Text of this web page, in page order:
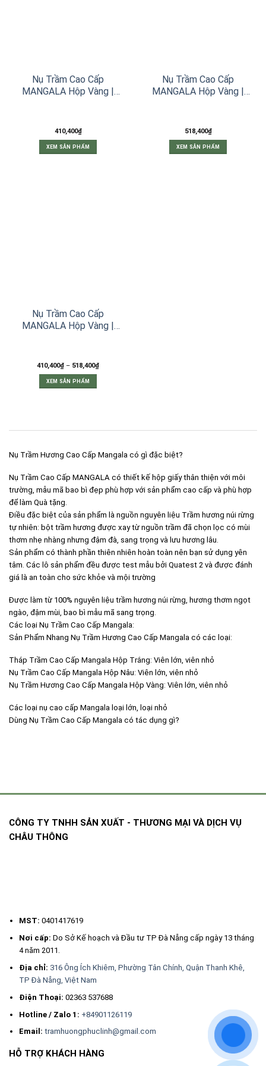
trang
sản
phẩm
Nụ Trầm Cao Cấp
MANGALA Hộp Vàng |
410,400₫
XEM SẢN PHẨM
Nụ Trầm Cao Cấp
MANGALA Hộp Vàng |
518,400₫
XEM SẢN PHẨM
Nụ Trầm Cao Cấp
MANGALA Hộp Vàng |
410,400₫ – 518,400₫Khoảng
XEM SẢN PHẨM
nhiều
thể.
tùy
có
được
chọn
trang
sản
phẩm
Nụ Trầm Hương Cao Cấp Mangala có gì đặc biệt?
Nụ Trầm Cao Cấp MANGALA có thiết kế hộp giấy thân thiện với môi
trường, mẫu mã bao bì đẹp phù hợp với sản phẩm cao cấp và phù hợp
để làm Quà tặng.
Điều đặc biệt của sản phẩm là nguồn nguyên liệu Trầm hương núi rừng
tự nhiên: bột trầm hương được xay từ nguồn trầm đã chọn lọc có mùi
thơm nhẹ nhàng nhưng đậm đà, sang trọng và lưu hương lâu.
Sản phẩm có thành phần thiên nhiên hoàn toàn nên bạn sử dụng yên
tâm. Các lô sản phẩm đều được test mẫu bởi Quatest 2 và được đánh
giá là an toàn cho sức khỏe và mội trường
Được làm từ 100% nguyên liệu trầm hương núi rừng, hương thơm ngọt
ngào, đậm mùi, bao bì mẫu mã sang trọng.
Các loại Nụ Trầm Cao Cấp Mangala:
Sản Phẩm Nhang Nụ Trầm Hương Cao Cấp Mangala có các loại:
Tháp Trầm Cao Cấp Mangala Hộp Trắng: Viên lớn, viên nhỏ
Nụ Trầm Cao Cấp Mangala Hộp Nâu: Viên lớn, viên nhỏ
Nụ Trầm Hương Cao Cấp Mangala Hộp Vàng: Viên lớn, viên nhỏ
Các loại nụ cao cấp Mangala loại lớn, loại nhỏ
Dùng Nụ Trầm Cao Cấp Mangala có tác dụng gì?
không khí, khử đi mùi khó chịu gây ảnh hưởng đến chất lượng cuộc
Tại các cơ sở kinh doanh, cửa hàng buôn bán dâng hương Trầm lên
các bàn thờ Ông địa, Thần tài, vào mỗi buổi trong ngày mong cầu mua
may bán đắt.
Nụ trầm Mangala có mùi thơm quyến rũ đặc trưng loại trầm núi rừng là
loại trầm đắt nhất và có hương lưu rất lâu.
Bao bì mẫu mã sang trọng, tỷ mỹ.
dụng.
Nhiều gu hương thơm cho khách hàng lựa chọn: Hộp trắng mùi thơm
nhẹ nhàng, thư giãn, hộp nâu hương thơm thanh khiết, dịu nhẹ, tinh tế
và sang trọng, hộp vàng mùi thơm mạnh, đậm đà, ngọt thanh.
Mua Nụ Trầm Hương Cao Cấp Mangala ở đâu?
CÔNG TY TNHH SẢN XUẤT - THƯƠNG MẠI VÀ DỊCH VỤ
CHÂU THÔNG
MST: 0401417619
Nơi cấp:Do Sở Kế hoạch và Đầu tư TP Đà Nẵng cấp ngày 13 tháng
4 năm 2011.
Địa chỉ: 316 Ông Ích Khiêm, Phường Tân Chính, Quận Thanh Khê,
TP Đà Nẵng, Việt Nam
Điện Thoại:02363 537688
Hotline / Zalo 1: +84901126119
Email: tramhuongphuclinh@gmail.com
HỖ TRỢ KHÁCH HÀNG